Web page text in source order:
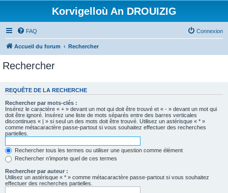
Korvigelloù An DROUIZIG
FAQ Connexion
Accueil du forum Rechercher
Rechercher
REQUÊTE DE LA RECHERCHE
Rechercher par mots-clés :
Insérez le caractère « + » devant un mot qui doit être trouvé et « - » devant un mot qui
doit être ignoré. Insérez une liste de mots séparés entre des barres verticales
discontinues « | » si seul un des mots doit être trouvé. Utilisez un astérisque « * »
comme métacaractère passe-partout si vous souhaitez effectuer des recherches
partielles.
Rechercher tous les termes ou utiliser une question comme élément
Rechercher n’importe quel de ces termes
Rechercher par auteur :
Utilisez un astérisque « * » comme métacaractère passe-partout si vous souhaitez
effectuer des recherches partielles.